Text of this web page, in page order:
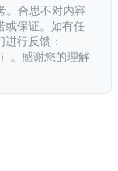
。合思不对内容
或保证。如有任
行反馈：
。感谢您的理解